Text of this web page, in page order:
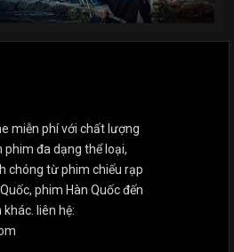
miễn phí với chất lượng
phim đa dạng thể loại,
chóng từ phim chiếu rạp
phim Hàn Quốc đến
liên hệ: